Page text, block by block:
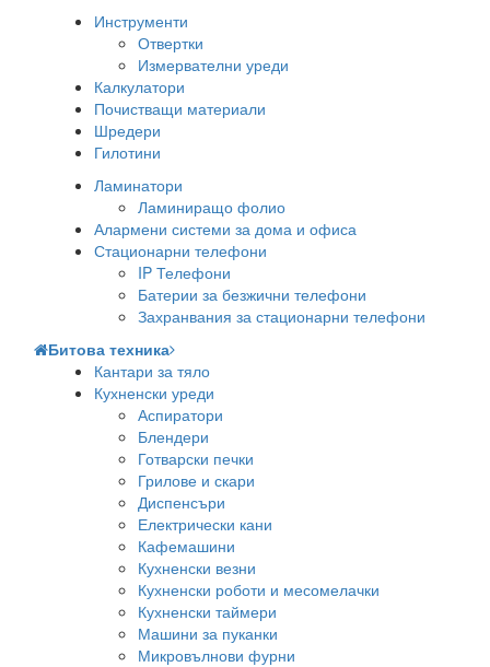
Инструменти
Отвертки
Измервателни уреди
Калкулатори
Почистващи материали
Шредери
Гилотини
Ламинатори
Ламиниращо фолио
Алармени системи за дома и офиса
Стационарни телефони
IP Телефони
Батерии за безжични телефони
Захранвания за стационарни телефони
Битова техника
Кантари за тяло
Кухненски уреди
Аспиратори
Блендери
Готварски печки
Грилове и скари
Диспенсъри
Електрически кани
Кафемашини
Кухненски везни
Кухненски роботи и месомелачки
Кухненски таймери
Машини за пуканки
Микровълнови фурни